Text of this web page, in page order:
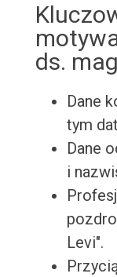
ds.
Dane
tym
Dane
i
Levi".